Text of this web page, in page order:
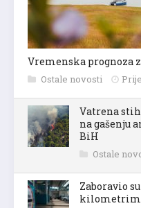
Vremenska prognoza
Ostale novosti
Vatrena
na gašenju
BiH
Ostale
Zaboravio